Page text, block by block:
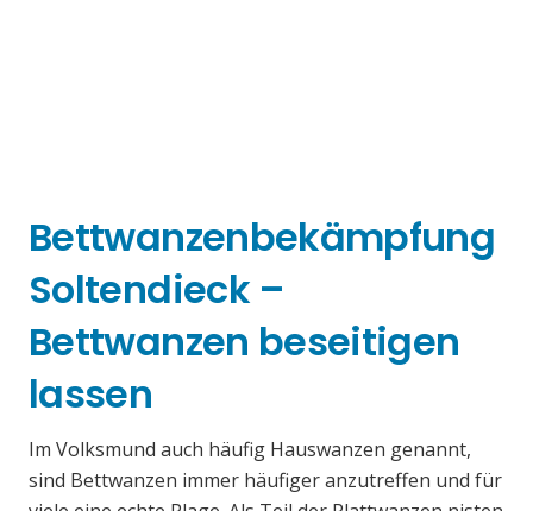
Bettwanzenbekämpfung
Soltendieck –
Bettwanzen beseitigen
lassen
Im Volksmund auch häufig Hauswanzen genannt,
sind Bettwanzen immer häufiger anzutreffen und für